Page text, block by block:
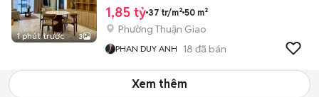
1 phút trước 3
1,85 tỷ 37 tr/m² 50 m²
Phường Thuận Giao
PHAN DUY ANH 18 đã bán
Xem thêm